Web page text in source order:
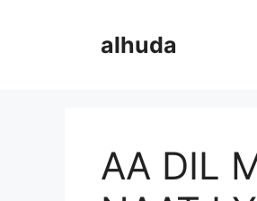
alhuda
AA DIL